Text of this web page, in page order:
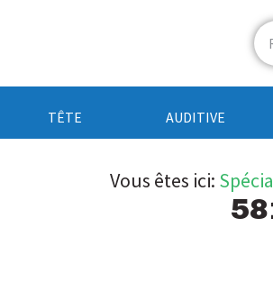
TÊTE AUDITIVE
Vous êtes ici: